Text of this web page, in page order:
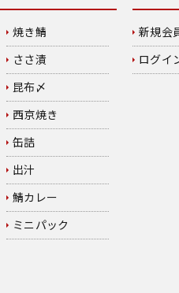
焼き鯖
ささ漬
昆布〆
西京焼き
缶詰
出汁
鯖カレー
ミニパック
新規会
ログイ